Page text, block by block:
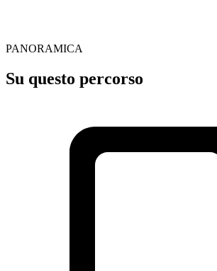
PANORAMICA
Su questo percorso